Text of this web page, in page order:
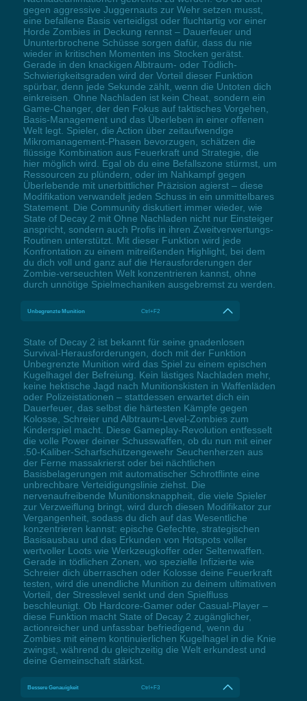
gegen aggressive Juggernauts zur Wehr setzen musst,
eine befallene Basis verteidigst oder fluchtartig vor einer
Horde Zombies in Deckung rennst – Dauerfeuer und
Ununterbrochene Schüsse sorgen dafür, dass du nie
wieder in kritischen Momenten ins Stocken gerätst.
Gerade in den knackigen Albtraum- oder Tödlich-
Schwierigkeitsgraden wird der Vorteil dieser Funktion
spürbar, denn jede Sekunde zählt, wenn die Untoten dich
einkreisen. Ohne Nachladen ist kein Cheat, sondern ein
Game-Changer, der den Fokus auf taktisches Vorgehen,
Basis-Management und das Überleben in einer offenen
Welt legt. Spieler, die Action über zeitaufwendige
Mikromanagement-Phasen bevorzugen, schätzen die
flüssige Kombination aus Feuerkraft und Strategie, die
hier möglich wird. Egal ob du eine Befallszone stürmst, um
Ressourcen zu plündern, oder im Nahkampf gegen
Überlebende mit unerbittlicher Präzision agierst – diese
Modifikation verwandelt jeden Schuss in ein unmittelbares
Statement. Die Community diskutiert immer wieder, wie
State of Decay 2 mit Ohne Nachladen nicht nur Einsteiger
anspricht, sondern auch Profis in ihren Zweitverwertungs-
Routinen unterstützt. Mit dieser Funktion wird jede
Konfrontation zu einem mitreißenden Highlight, bei dem
du dich voll und ganz auf die Herausforderungen der
Zombie-verseuchten Welt konzentrieren kannst, ohne
durch unnötige Spielmechaniken ausgebremst zu werden.
Unbegrenzte Munition Ctrl+F2
State of Decay 2 ist bekannt für seine gnadenlosen
Survival-Herausforderungen, doch mit der Funktion
Unbegrenzte Munition wird das Spiel zu einem epischen
Kugelhagel der Befreiung. Kein lästiges Nachladen mehr,
keine hektische Jagd nach Munitionskisten in Waffenläden
oder Polizeistationen – stattdessen erwartet dich ein
Dauerfeuer, das selbst die härtesten Kämpfe gegen
Kolosse, Schreier und Albtraum-Level-Zombies zum
Kinderspiel macht. Diese Gameplay-Revolution entfesselt
die volle Power deiner Schusswaffen, ob du nun mit einer
.50-Kaliber-Scharfschützengewehr Seuchenherzen aus
der Ferne massakrierst oder bei nächtlichen
Basisbelagerungen mit automatischer Schrotflinte eine
unbrechbare Verteidigungslinie ziehst. Die
nervenaufreibende Munitionsknappheit, die viele Spieler
zur Verzweiflung bringt, wird durch diesen Modifikator zur
Vergangenheit, sodass du dich auf das Wesentliche
konzentrieren kannst: epische Gefechte, strategischen
Basisausbau und das Erkunden von Hotspots voller
wertvoller Loots wie Werkzeugkoffer oder Seltenwaffen.
Gerade in tödlichen Zonen, wo spezielle Infizierte wie
Schreier dich überraschen oder Kolosse deine Feuerkraft
testen, wird die unendliche Munition zu deinem ultimativen
Vorteil, der Stresslevel senkt und den Spielfluss
beschleunigt. Ob Hardcore-Gamer oder Casual-Player –
diese Funktion macht State of Decay 2 zugänglicher,
actionreicher und unfassbar befriedigend, wenn du
Zombies mit einem kontinuierlichen Kugelhagel in die Knie
zwingst, während du gleichzeitig die Welt erkundest und
deine Gemeinschaft stärkst.
Bessere Genauigkeit Ctrl+F3